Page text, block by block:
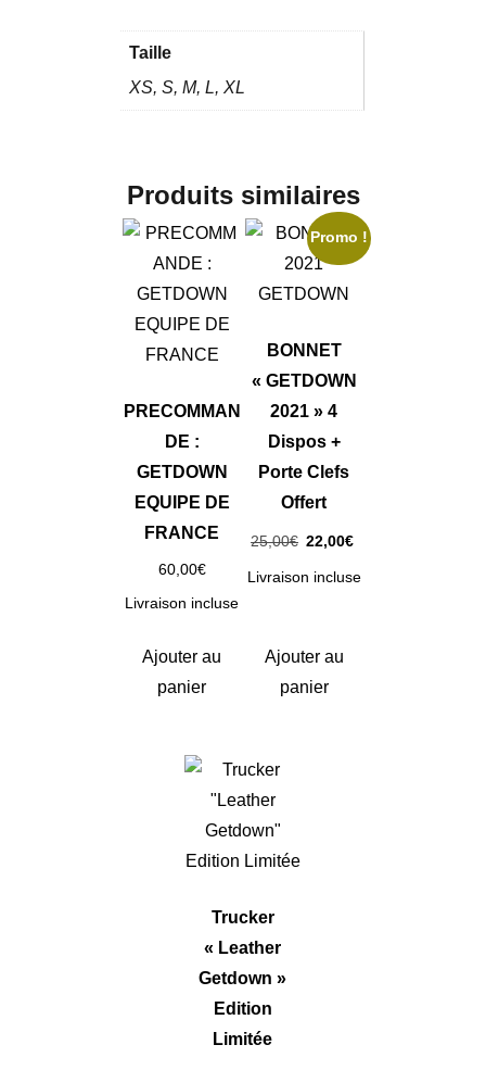
Taille
XS, S, M, L, XL
Produits similaires
PRECOMMAN
DE :
GETDOWN
EQUIPE DE
FRANCE
60,00€
Livraison incluse
Ajouter au
panier
Promo !
BONNET
« GETDOWN
2021 » 4
Dispos +
Porte Clefs
Offert
25,00€ Le
22,00€
Livraison incluse
Ajouter au
panier
Trucker
« Leather
Getdown »
Edition
Limitée